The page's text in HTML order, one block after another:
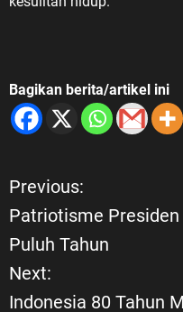
Bagikan berita/artikel ini
N
a
v
Previous:
Patriotisme
Puluh Tahun
Next:
Indonesia 80 Tahun